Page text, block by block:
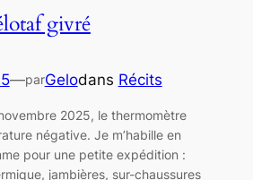
givré
—parGelodans Récits
2025, le thermomètre
négative. Je m’habille en
pour une petite expédition :
jambières, sur-chaussures